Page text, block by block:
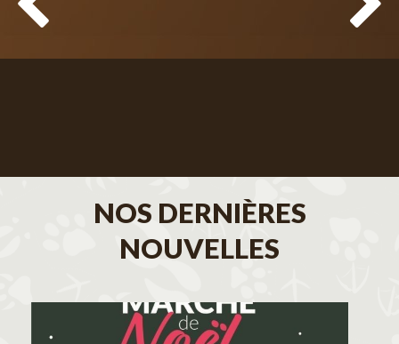
NOS DERNIÈRES
NOUVELLES